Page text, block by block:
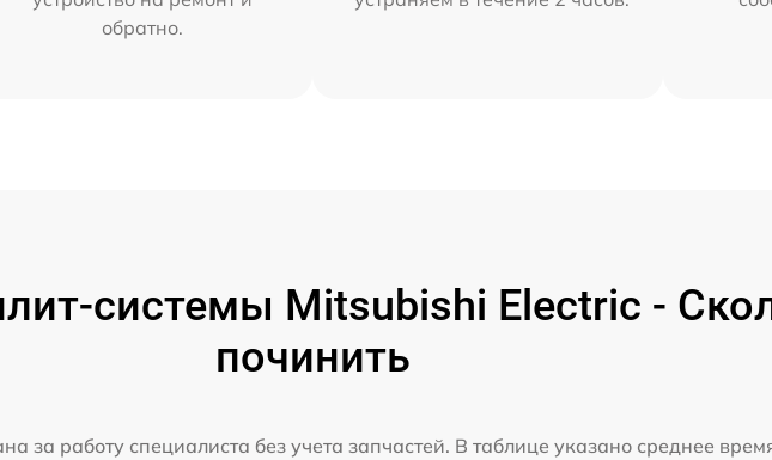
обратно.
системы Mitsubishi Electric -
починить
за работу специалиста без учета запчастей. В таблице указано среднее